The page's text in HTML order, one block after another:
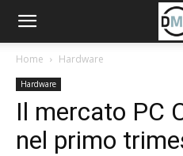
Home Hardware
Hardware
Il mercato PC
nel primo